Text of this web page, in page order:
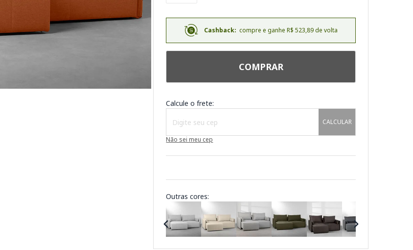
Cashback: compre e ganhe R$ 523,89 de volta
COMPRAR
Calcule o frete:
CALCULAR
Não sei meu cep
Outras cores: